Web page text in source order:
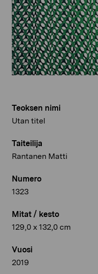
Teoksen nimi
Utan titel
Taiteilija
Rantanen Matti
Numero
1323
Mitat / kesto
129,0 x 132,0 cm
Vuosi
2019